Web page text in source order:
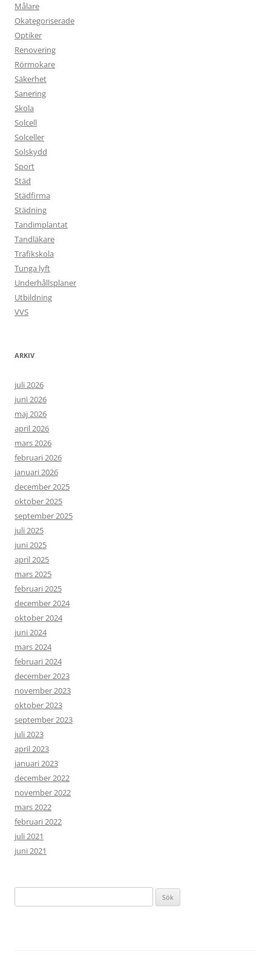
Målare
Okategoriserade
Optiker
Renovering
Rörmokare
Säkerhet
Sanering
Skola
Solcell
Solceller
Solskydd
Sport
Städ
Städfirma
Städning
Tandimplantat
Tandläkare
Trafikskola
Tunga lyft
Underhållsplaner
Utbildning
VVS
ARKIV
juli 2026
juni 2026
maj 2026
april 2026
mars 2026
februari 2026
januari 2026
december 2025
oktober 2025
september 2025
juli 2025
juni 2025
april 2025
mars 2025
februari 2025
december 2024
oktober 2024
juni 2024
mars 2024
februari 2024
december 2023
november 2023
oktober 2023
september 2023
juli 2023
april 2023
januari 2023
december 2022
november 2022
mars 2022
februari 2022
juli 2021
juni 2021
efter: